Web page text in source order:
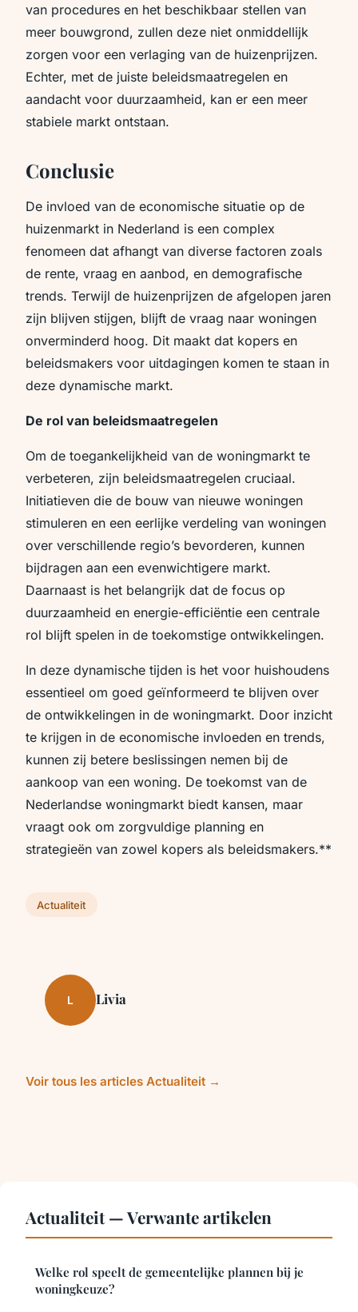
van procedures en het beschikbaar stellen van
meer bouwgrond, zullen deze niet onmiddellijk
zorgen voor een verlaging van de huizenprijzen.
Echter, met de juiste beleidsmaatregelen en
aandacht voor duurzaamheid, kan er een meer
stabiele markt ontstaan.
Conclusie
De invloed van de economische situatie op de
huizenmarkt in Nederland is een complex
fenomeen dat afhangt van diverse factoren zoals
de rente, vraag en aanbod, en demografische
trends. Terwijl de huizenprijzen de afgelopen jaren
zijn blijven stijgen, blijft de vraag naar woningen
onverminderd hoog. Dit maakt dat kopers en
beleidsmakers voor uitdagingen komen te staan in
deze dynamische markt.
De rol van beleidsmaatregelen
Om de toegankelijkheid van de woningmarkt te
verbeteren, zijn beleidsmaatregelen cruciaal.
Initiatieven die de bouw van nieuwe woningen
stimuleren en een eerlijke verdeling van woningen
over verschillende regio’s bevorderen, kunnen
bijdragen aan een evenwichtigere markt.
Daarnaast is het belangrijk dat de focus op
duurzaamheid en energie-efficiëntie een centrale
rol blijft spelen in de toekomstige ontwikkelingen.
In deze dynamische tijden is het voor huishoudens
essentieel om goed geïnformeerd te blijven over
de ontwikkelingen in de woningmarkt. Door inzicht
te krijgen in de economische invloeden en trends,
kunnen zij betere beslissingen nemen bij de
aankoop van een woning. De toekomst van de
Nederlandse woningmarkt biedt kansen, maar
vraagt ook om zorgvuldige planning en
strategieën van zowel kopers als beleidsmakers.**
Actualiteit
L Livia
Voir tous les articles Actualiteit →
Actualiteit — Verwante artikelen
Welke rol speelt de gemeentelijke plannen bij je
woningkeuze?